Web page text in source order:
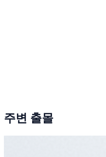
주변 출몰